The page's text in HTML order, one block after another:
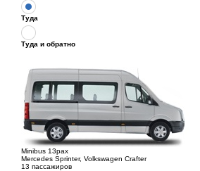
Туда
Туда и обратно
Minibus 13pax
Mercedes Sprinter, Volkswagen Crafter
13 пассажиров